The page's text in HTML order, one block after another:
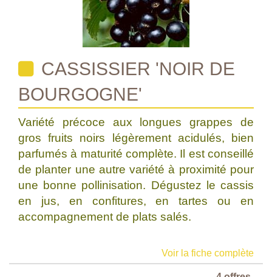
CASSISSIER 'NOIR DE
BOURGOGNE'
Variété précoce aux longues grappes de
gros fruits noirs légèrement acidulés, bien
parfumés à maturité complète. Il est conseillé
de planter une autre variété à proximité pour
une bonne pollinisation. Dégustez le cassis
en jus, en confitures, en tartes ou en
accompagnement de plats salés.
Voir la fiche complète